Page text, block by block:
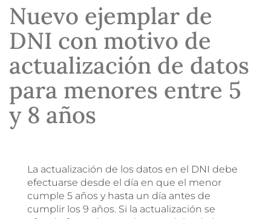
Nuevo ejemplar de
DNI con motivo de
actualización de datos
para menores entre 5
y 8 años
La actualización de los datos en el DNI debe
efectuarse desde el día en que el menor
cumple 5 años y hasta un día antes de
cumplir los 9 años. Si la actualización se